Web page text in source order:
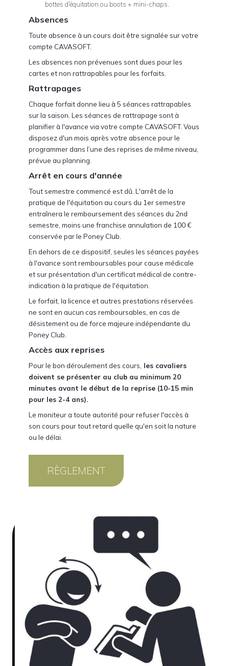
bottes d’équitation ou boots + mini-chaps.
Absences
Toute absence à un cours doit être signalée sur votre
compte CAVASOFT.
Les absences non prévenues sont dues pour les
cartes et non rattrapables pour les forfaits.
Rattrapages
Chaque forfait donne lieu à 5 séances rattrapables
sur la saison. Les séances de rattrapage sont à
planifier à l'avance via votre compte CAVASOFT. Vous
disposez d'un mois après votre absence pour le
programmer dans l’une des reprises de même niveau,
prévue au planning.
Arrêt en cours d'année
Tout semestre commencé est dû. L'arrêt de la
pratique de l'équitation au cours du 1er semestre
entraînera le remboursement des séances du 2nd
semestre, moins une franchise annulation de 100 €
conservée par le Poney Club.
En dehors de ce dispositif, seules les séances payées
à l'avance sont remboursables pour cause médicale
et sur présentation d'un certificat médical de contre-
indication à la pratique de l'équitation.
Le forfait, la licence et autres prestations réservées
ne sont en aucun cas remboursables, en cas de
désistement ou de force majeure indépendante du
Poney Club.
Accès aux reprises
Pour le bon déroulement des cours, les cavaliers
doivent se présenter au club au minimum 20
minutes avant le début de la reprise (10-15 min
pour les 2-4 ans).
Le moniteur a toute autorité pour refuser l'accès à
son cours pour tout retard quelle qu'en soit la nature
ou le délai.
RÈGLEMENT